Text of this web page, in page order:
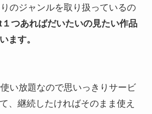
のジャンルを取り扱っているの
つあればだいたいの見たい作品
ます。
い放題なので思いっきりサービ
、継続したければそのまま使え